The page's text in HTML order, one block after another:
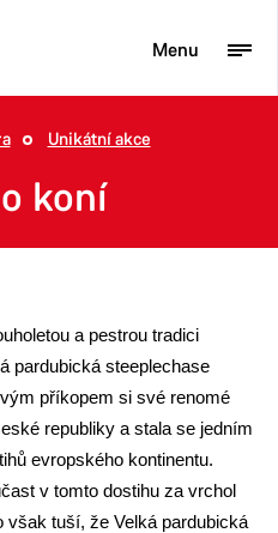
Unikátní akce
koní
a pestrou tradici
pardubická steeplechase
příkopem si své renomé
republiky a stala se jedním
evropského kontinentu.
v tomto dostihu za vrchol
tuší, že Velká pardubická
Menu